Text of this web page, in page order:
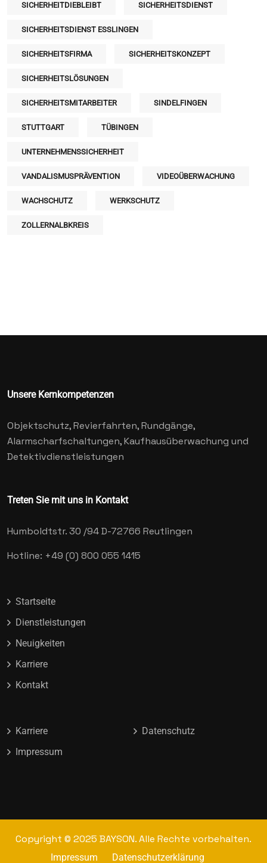
SICHERHEITDIEBLEIBT SICHERHEITSDIENST
SICHERHEITSDIENST ESSLINGEN
SICHERHEITSFIRMA SICHERHEITSKONZEPT
SICHERHEITSLÖSUNGEN
SICHERHEITSMITARBEITER SINDELFINGEN
STUTTGART TÜBINGEN
UNTERNEHMENSSICHERHEIT
VANDALISMUSPRÄVENTION VIDEOÜBERWACHUNG
WACHSCHUTZ WERKSCHUTZ
ZOLLERNALBKREIS
Unsere Kernkompetenzen
Objektschutz, Revierfahrten, Rundgänge,
Alarmscharfschaltungen, Kaufhausüberwachung und
Detektivdienstleistungen
Treten Sie mit uns in Kontakt
Humboldtstr. 30 /94D-72766 Reutlingen
Hotline: +49 (0) 800 055 1415
Startseite
Dienstleistungen
Neuigkeiten
Karriere
Kontakt
Karriere
Datenschutz
Impressum
Copyright © 2025 BAYSON. Alle Rechte vorbehalten.
Impressum Datenschutzerklärung